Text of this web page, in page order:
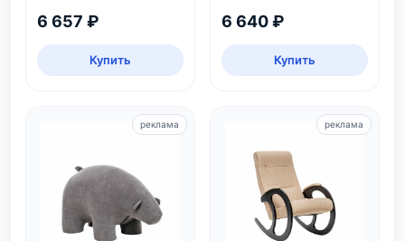
6 657 ₽
Купить
6 640 ₽
Купить
реклама реклама